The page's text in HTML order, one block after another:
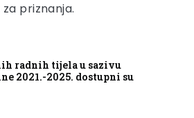
priznanja.
radnih tijela u sazivu
2021.-2025. dostupni su